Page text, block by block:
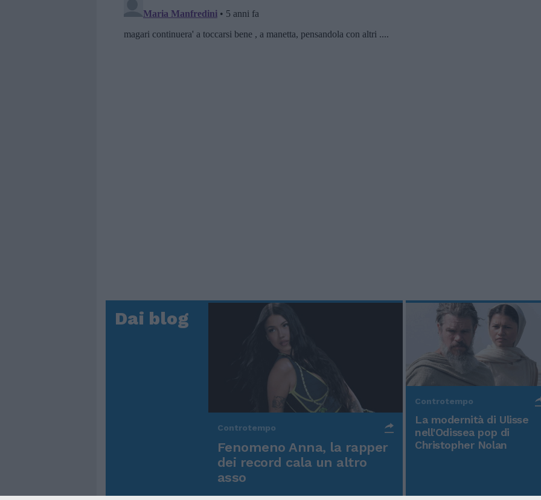
Dai blog
Controtempo
Fenomeno Anna, la rapper
dei record cala un altro
asso
Controtempo
La modernità di Ulisse
nell'Odissea pop di
Christopher Nolan